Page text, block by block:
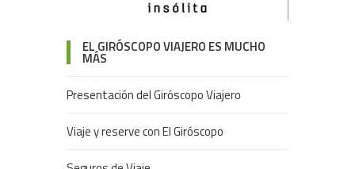
EL GIRÓSCOPO VIAJERO ES MUCHO
MÁS
Presentación del Giróscopo Viajero
Viaje y reserve con El Giróscopo